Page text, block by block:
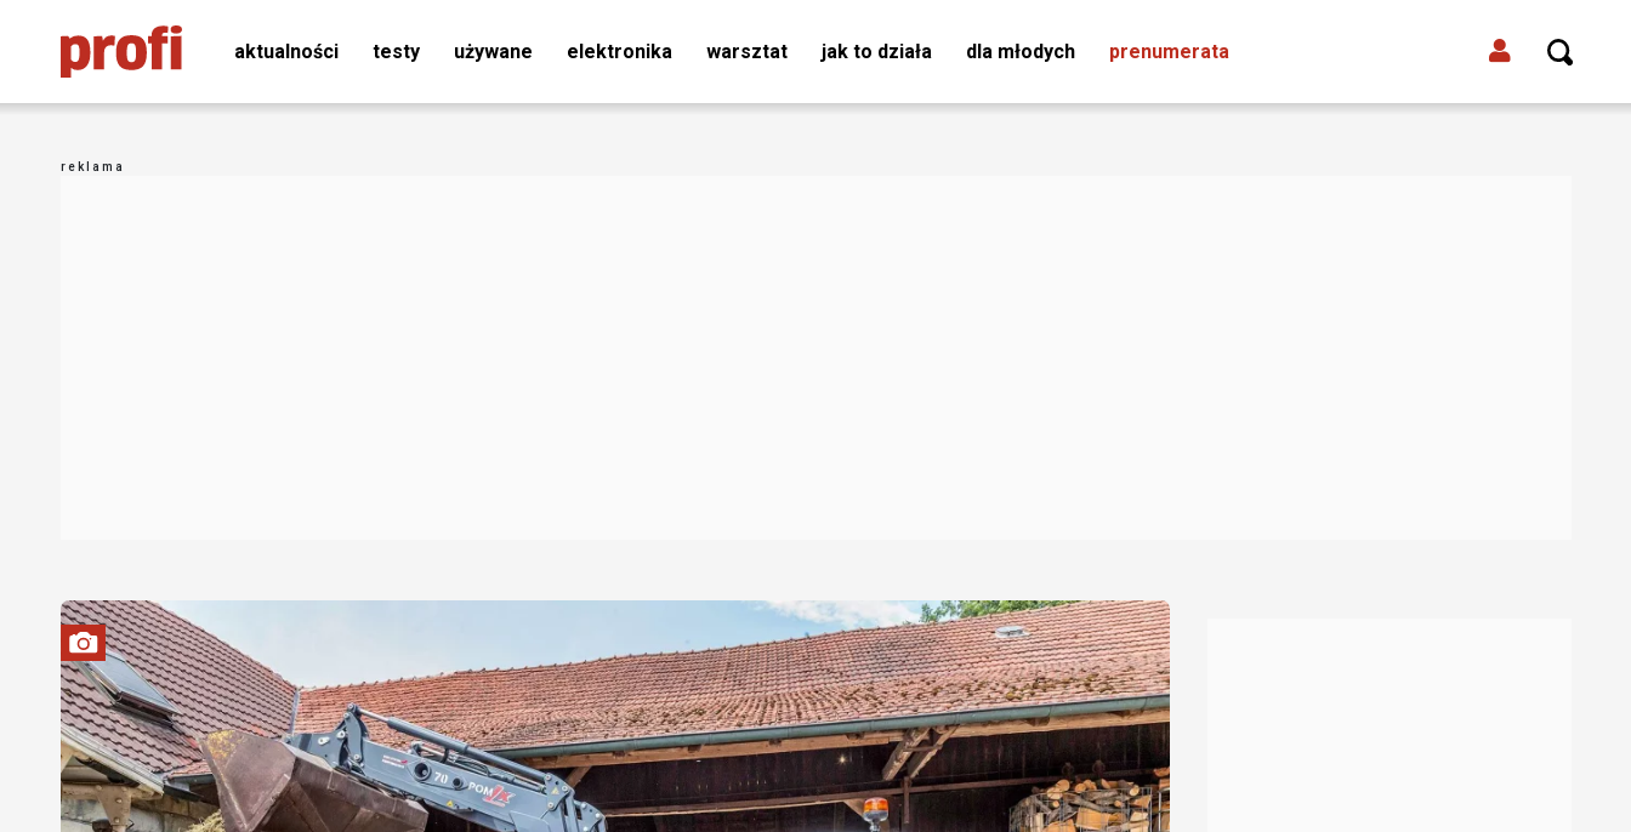
aktualności testy używane elektronika warsztat jak to działa dla młodych prenumerata